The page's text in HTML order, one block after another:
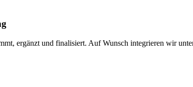
ergänzt und finalisiert. Auf Wunsch integrieren wir